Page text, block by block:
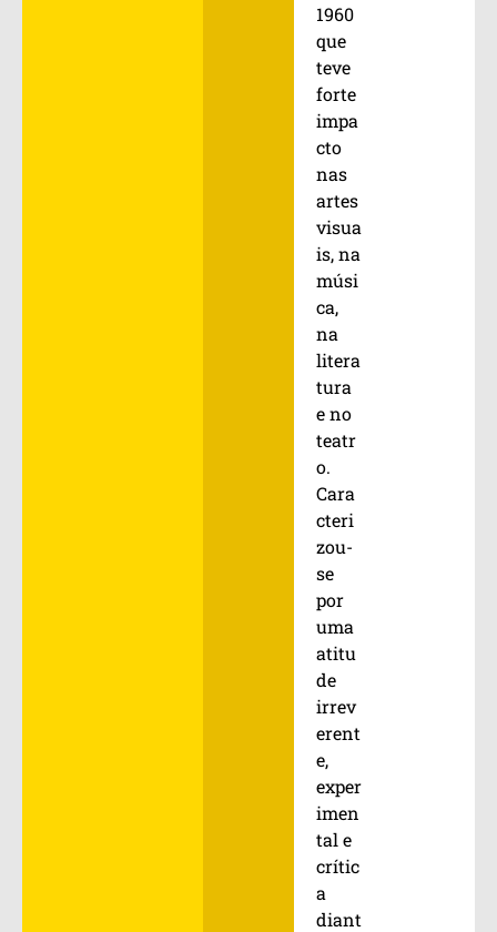
1960
que
teve
forte
impa
cto
nas
artes
visua
is, na
músi
ca,
na
litera
tura
e no
teatr
o.
Cara
cteri
zou-
se
por
uma
atitu
de
irrev
erent
e,
exper
imen
tal e
crític
a
diant